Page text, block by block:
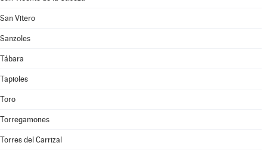
San Vitero
Sanzoles
Tábara
Tapioles
Toro
Torregamones
Torres del Carrizal